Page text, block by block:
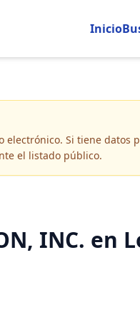
Inicio
electrónico. Si tiene datos
el listado público.
INC.